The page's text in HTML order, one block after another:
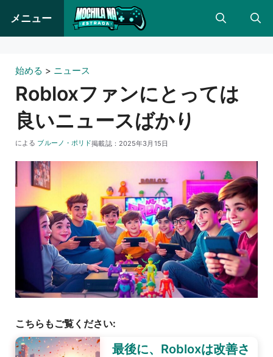
ン
メニュー
始める > ニュース
Robloxファンにとっては
良いニュースばかり
掲載誌： 2025年3月15日
による ブルーノ・ポリド
こちらもご覧ください:
最後に、Robloxは改善さ